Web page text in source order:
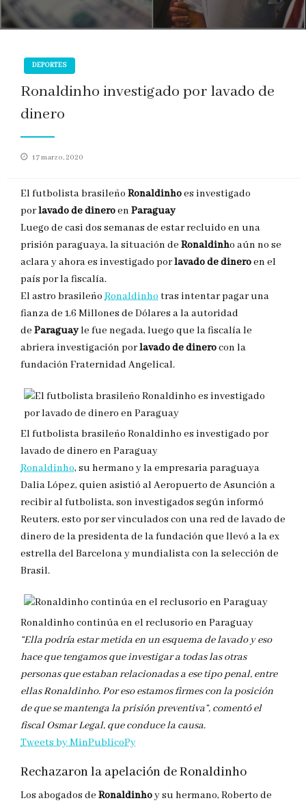
DEPORTES
Ronaldinho investigado por lavado de
dinero
Publicado
17 marzo, 2020
El futbolista brasileño Ronaldinhoes investigado
porlavado de dineroen Paraguay
Luego de casi dos semanas de estar recluido en una
prisión paraguaya, la situación de Ronaldinho aún no se
aclara y ahora es investigado porlavado de dineroen el
país por la fiscalía.
El astro brasileño Ronaldinho tras intentar pagar una
fianza de 1.6 Millones de Dólares a la autoridad
de Paraguayle fue negada, luego que la fiscalía le
abriera investigación porlavado de dinerocon la
fundación Fraternidad Angelical.
El futbolista brasileño Ronaldinho es investigado por
lavado de dinero en Paraguay
Ronaldinho, su hermano y la empresaria paraguaya
Dalia López, quien asistió al Aeropuerto de Asunción a
recibir al futbolista, son investigados según informó
Reuters, esto por ser vinculados con una red de lavado de
dinero de la presidenta de la fundación que llevó a la ex
estrella del Barcelona y mundialista con la selección de
Brasil.
Ronaldinho continúa en el reclusorio en Paraguay
“Ella podría estar metida en un esquema de lavado y eso
hace que tengamos que investigar a todas las otras
personas que estaban relacionadas a ese tipo penal, entre
ellas Ronaldinho. Por eso estamos firmes con la posición
de que se mantenga la prisión preventiva”, comentó el
fiscal Osmar Legal, que conduce la causa.
Tweets by MinPublicoPy
Rechazaron la apelación de Ronaldinho
Los abogados de Ronaldinhoy su hermano, Roberto de